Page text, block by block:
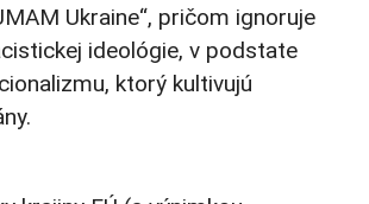
Ukraine“, pričom ignoruje
ideológie, v podstate
ktorý kultivujú